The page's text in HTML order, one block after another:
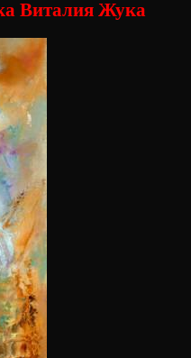
Виталия Жука